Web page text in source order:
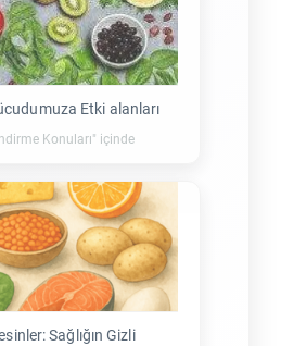
Etki alanları
Konuları" içinde
Sağlığın Gizli